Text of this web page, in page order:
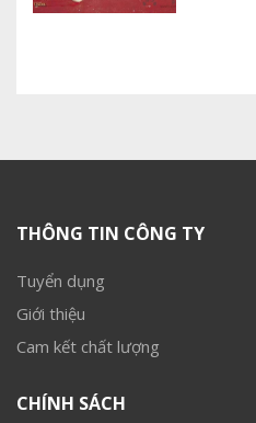
THÔNG TIN CÔNG TY
Tuyển dụng
Giới thiệu
Cam kết chất lượng
CHÍNH SÁCH